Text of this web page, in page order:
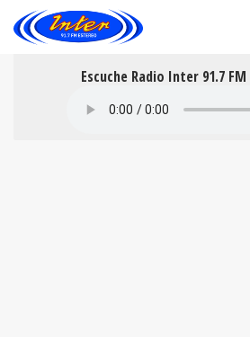
Escuche Radio Inter 91.7 FM